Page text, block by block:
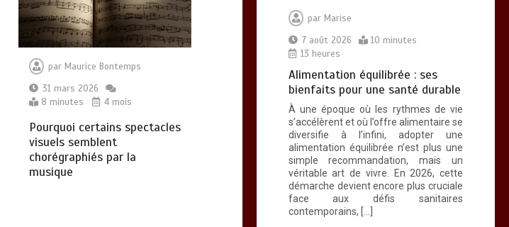
par Maurice Bontemps
31 mars 2026
8 minutes
4 mois
Pourquoi certains spectacles
visuels semblent
chorégraphiés par la
musique
Vitalité au quotidien :
découvrez notre banc
d’essai 2026 des 9
meilleurs
compléments
d’oméga 3
0 24 minutes
par Marise
7 août 2026
10 minutes
13 heures
Alimentation équilibrée : ses
bienfaits pour une santé durable
À une époque où les rythmes de vie
s’accélèrent et où l’offre alimentaire se
diversifie à l’infini, adopter une
alimentation équilibrée n’est plus une
simple recommandation, mais un
véritable art de vivre. En 2026, cette
démarche devient encore plus cruciale
face aux défis sanitaires
contemporains, […]